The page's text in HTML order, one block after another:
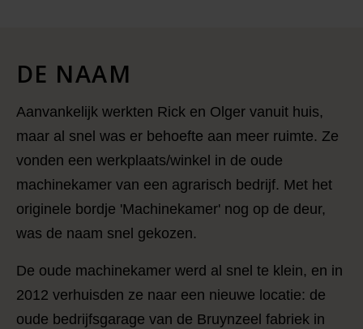
DE NAAM
Aanvankelijk werkten Rick en Olger vanuit huis,
maar al snel was er behoefte aan meer ruimte. Ze
vonden een werkplaats/winkel in de oude
machinekamer van een agrarisch bedrijf. Met het
originele bordje 'Machinekamer' nog op de deur,
was de naam snel gekozen.
De oude machinekamer werd al snel te klein, en in
2012 verhuisden ze naar een nieuwe locatie: de
oude bedrijfsgarage van de Bruynzeel fabriek in